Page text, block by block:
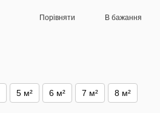
Порівняти В бажання
5 м² 6 м² 7 м² 8 м²